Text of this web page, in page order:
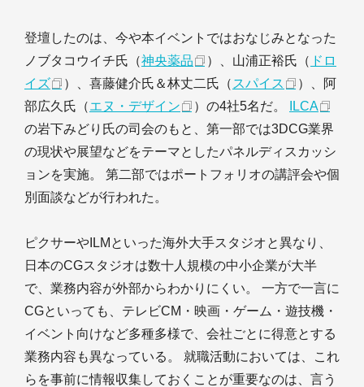
登壇したのは、今や本イベントではおなじみとなった
ノブタコウイチ氏（神央薬品 ）、山浦正裕氏（ ドロ
イズ
）、喜藤健介氏＆林丈二氏（ スパイス
）、阿
部広久氏（エヌ・デザイン ）の4社5名だ。
ILCA
の岩下みどり氏の司会のもと、第一部では3DCG業界
の現状や展望などをテーマとしたパネルディスカッシ
ョンを実施。 第二部ではポートフォリオの講評会や個
別面談などが行われた。
ピクサーやILMといった海外大手スタジオと異なり、
日本のCGスタジオは数十人規模の中小企業が大半
で、業務内容が外部からわかりにくい。 一方で一言に
CGといっても、テレビCM・映画・ゲーム・遊技機・
イベント向けなど多種多様で、会社ごとに得意とする
業務内容も異なっている。 就職活動においては、これ
らを事前に情報収集しておくことが重要なのは、言う